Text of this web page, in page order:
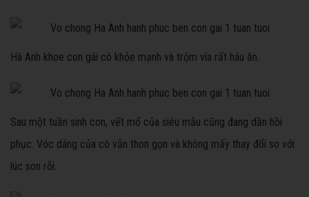
Hà Anh khoe con gái cô khỏe mạnh và trộm vía rất háu ăn.
Sau một tuần sinh con, vết mổ của siêu mẫu cũng đang dần hồi
phục. Vóc dáng của cô vẫn thon gọn và không mấy thay đổi so với
lúc son rỗi.